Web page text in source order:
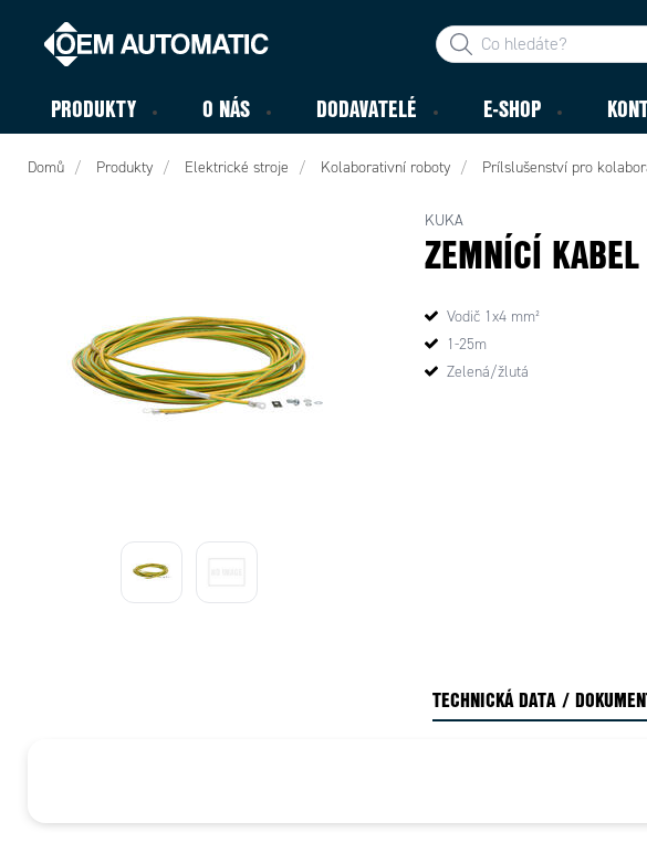
PRODUKTY O NÁS DODAVATELÉ E-SHOP
Domů Produkty Elektrické stroje Kolaborativní roboty Prílslušenství pro
KUKA
ZEMNÍCÍ
Vodič 1x4 mm²
1-25m
Zelená/žlutá
TECHNICKÁ DATA /